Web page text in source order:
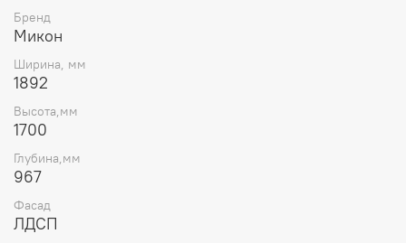
Бренд
Микон
Ширина, мм
1892
Высота,мм
1700
Глубина,мм
967
Фасад
ЛДСП